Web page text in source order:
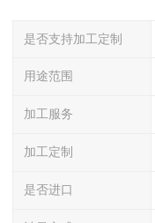
是否支持加工定制
用途范围
加工服务
加工定制
是否进口